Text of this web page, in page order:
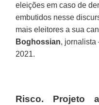
eleições em caso de
embutidos nesse
mais eleitores a sua
Boghossian, jornalista
2021.
Risco. Projeto